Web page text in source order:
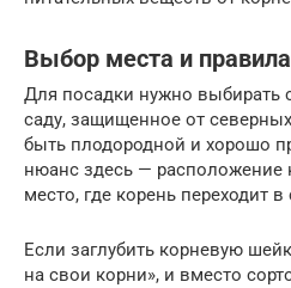
Выбор места и
Для посадки нужно выбирать
саду, защищенное от
быть плодородной и хорошо
нюанс здесь — расположение
место, где корень переходит в
Если заглубить корневую
на свои корни», и вместо